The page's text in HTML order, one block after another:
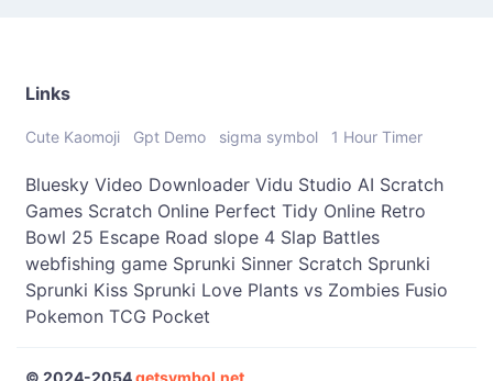
Links
Cute Kaomoji Gpt Demo sigma symbol 1 Hour Timer
Bluesky Video Downloader Vidu Studio AI Scratch
Games Scratch Online Perfect Tidy Online Retro
Bowl 25 Escape Road slope 4 Slap Battles
webfishing game Sprunki Sinner Scratch Sprunki
Sprunki Kiss Sprunki Love Plants vs Zombies Fusio
Pokemon TCG Pocket
© 2024-2054getsymbol.net